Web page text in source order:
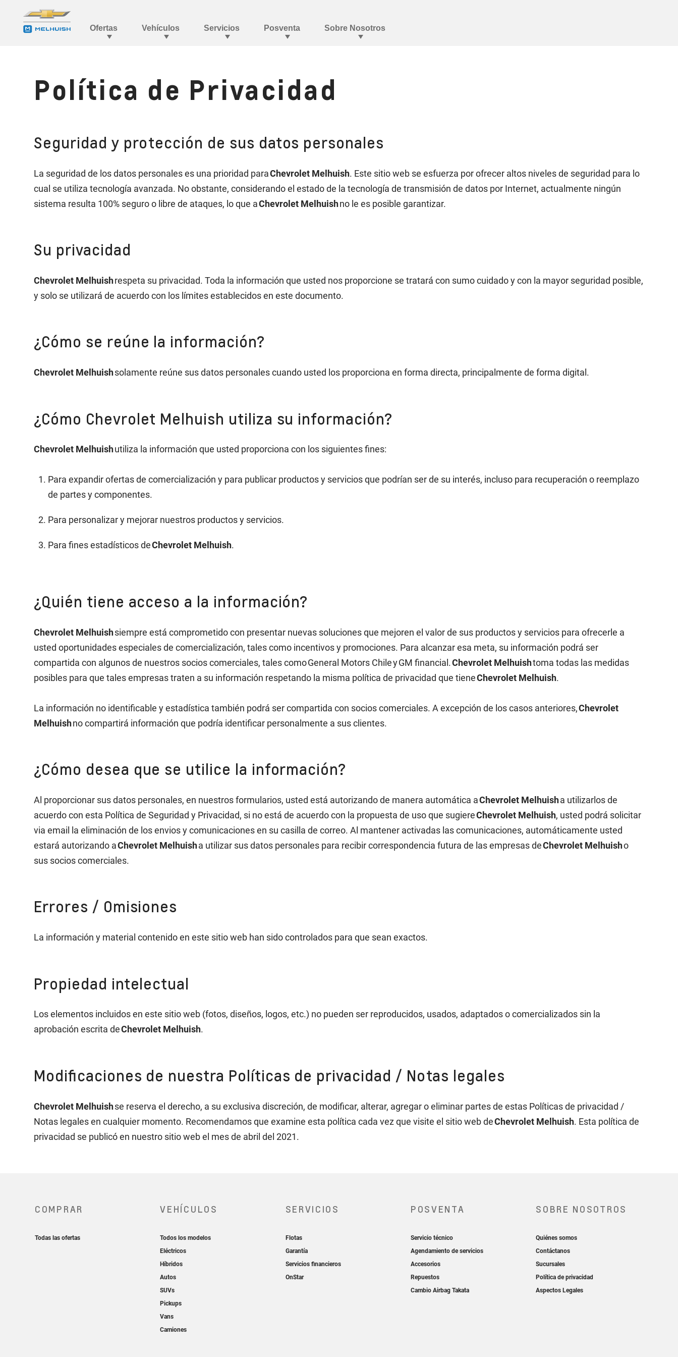
Política de Privacidad
Seguridad y protección de sus datos personales
La seguridad de los datos personales es una prioridad paraChevrolet Melhuish. Este sitio web se esfuerza por ofrecer altos niveles de seguridad para lo
cual se utiliza tecnología avanzada. No obstante, considerando el estado de la tecnología de transmisión de datos por Internet, actualmente ningún
sistema resulta 100% seguro o libre de ataques, lo que aChevrolet Melhuishno le es posible garantizar.
Su privacidad
Chevrolet Melhuishrespeta su privacidad. Toda la información que usted nos proporcione se tratará con sumo cuidado y con la mayor seguridad posible,
y solo se utilizará de acuerdo con los límites establecidos en este documento.
¿Cómo se reúne la información?
Chevrolet Melhuishsolamente reúne sus datos personales cuando usted los proporciona en forma directa, principalmente de forma digital.
¿Cómo Chevrolet Melhuish utiliza su información?
Chevrolet Melhuishutiliza la información que usted proporciona con los siguientes fines:
Para expandir ofertas de comercialización y para publicar productos y servicios que podrían ser de su interés, incluso para recuperación o reemplazo
de partes y componentes.
Para personalizar y mejorar nuestros productos y servicios.
Para fines estadísticos deChevrolet Melhuish.
¿Quién tiene acceso a la información?
Chevrolet Melhuishsiempre está comprometido con presentar nuevas soluciones que mejoren el valor de sus productos y servicios para ofrecerle a
usted oportunidades especiales de comercialización, tales como incentivos y promociones. Para alcanzar esa meta, su información podrá ser
compartida con algunos de nuestros socios comerciales, tales como General Motors Chile y GM financial.Chevrolet Melhuishtoma todas las medidas
posibles para que tales empresas traten a su información respetando la misma política de privacidad que tieneChevrolet Melhuish.
La información no identificable y estadística también podrá ser compartida con socios comerciales. A excepción de los casos anteriores,Chevrolet
Melhuishno compartirá información que podría identificar personalmente a sus clientes.
¿Cómo desea que se utilice la información?
Al proporcionar sus datos personales, en nuestros formularios, usted está autorizando de manera automática aChevrolet Melhuisha utilizarlos de
acuerdo con esta Política de Seguridad y Privacidad, si no está de acuerdo con la propuesta de uso que sugiereChevrolet Melhuish, usted podrá solicitar
via email la eliminación de los envios y comunicaciones en su casilla de correo. Al mantener activadas las comunicaciones, automáticamente usted
estará autorizando aChevrolet Melhuisha utilizar sus datos personales para recibir correspondencia futura de las empresas deChevrolet Melhuisho
sus socios comerciales.
Errores / Omisiones
La información y material contenido en este sitio web han sido controlados para que sean exactos.
Propiedad intelectual
Los elementos incluidos en este sitio web (fotos, diseños, logos, etc.) no pueden ser reproducidos, usados, adaptados o comercializados sin la
aprobación escrita deChevrolet Melhuish.
Modiﬁcaciones de nuestra Políticas de privacidad / Notas legales
Chevrolet Melhuishse reserva el derecho, a su exclusiva discreción, de modificar, alterar, agregar o eliminar partes de estas Políticas de privacidad /
Notas legales en cualquier momento. Recomendamos que examine esta política cada vez que visite el sitio web deChevrolet Melhuish. Esta política de
privacidad se publicó en nuestro sitio web el mes de abril del 2021.